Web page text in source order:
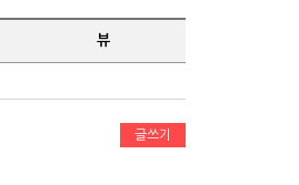
뷰
글쓰기